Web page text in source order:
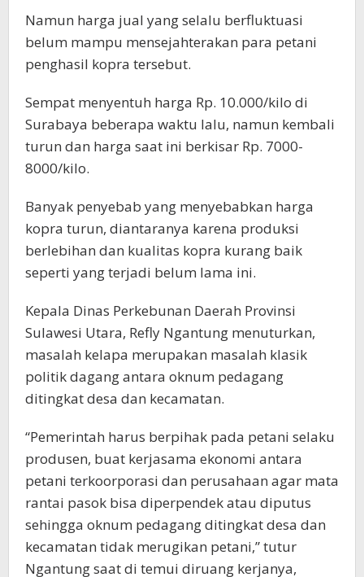
Namun harga jual yang selalu berfluktuasi
belum mampu mensejahterakan para petani
penghasil kopra tersebut.
Sempat menyentuh harga Rp. 10.000/kilo di
Surabaya beberapa waktu lalu, namun kembali
turun dan harga saat ini berkisar Rp. 7000-
8000/kilo.
Banyak penyebab yang menyebabkan harga
kopra turun, diantaranya karena produksi
berlebihan dan kualitas kopra kurang baik
seperti yang terjadi belum lama ini.
Kepala Dinas Perkebunan Daerah Provinsi
Sulawesi Utara, Refly Ngantung menuturkan,
masalah kelapa merupakan masalah klasik
politik dagang antara oknum pedagang
ditingkat desa dan kecamatan.
“Pemerintah harus berpihak pada petani selaku
produsen, buat kerjasama ekonomi antara
petani terkoorporasi dan perusahaan agar mata
rantai pasok bisa diperpendek atau diputus
sehingga oknum pedagang ditingkat desa dan
kecamatan tidak merugikan petani,” tutur
Ngantung saat di temui diruang kerjanya,